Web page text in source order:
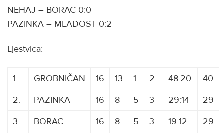
NEHAJ – BORAC 0:0
PAZINKA – MLADOST 0:2
Ljestvica:
1. GROBNIČAN 16 13 1 2 48:20
40
2.
PAZINKA 16 8 5 3 29:14
29
3.
BORAC 16 8 5 3 19:12
29